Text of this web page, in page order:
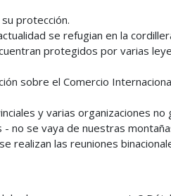
protección.
se refugian en la
protegidos por varias
sobre el Comercio
y varias organizaciones
no se vaya de nuestras
realizan las reuniones